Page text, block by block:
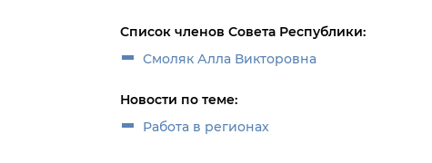
Список членов Совета Республики:
Смоляк Алла Викторовна
Новости по теме:
Работа в регионах